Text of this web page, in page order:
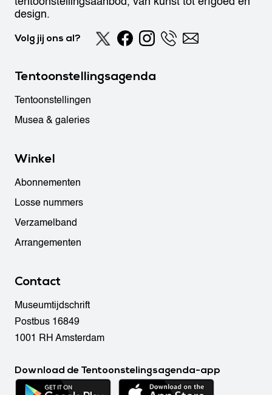
design.
Volg jij ons al?
Tentoonstellingsagenda
Tentoonstellingen
Musea & galeries
Winkel
Abonnementen
Losse nummers
Verzamelband
Arrangementen
Contact
Museumtijdschrift
Postbus 16849
1001 RH Amsterdam
Download de Tentoonstelingsagenda-app